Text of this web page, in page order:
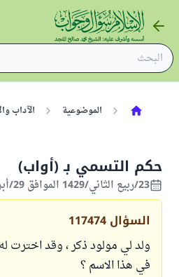
الموضوعية الآداب
حكم التسمي بـ (أواب)
23/ربيع الثاني/1429 الموافق 29/أبريل/2008
السؤال 117474
ولد لي مولود ذكر ، وقد اخترت
في هذا الاسم ؟